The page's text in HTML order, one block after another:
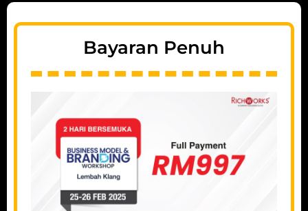
Bayaran Penuh